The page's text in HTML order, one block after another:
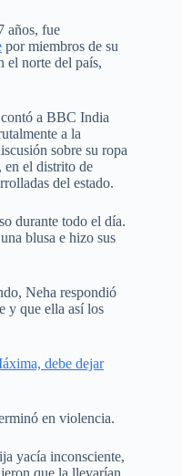
años, fue
por miembros de su
el norte del país,
a BBC India
a la
sobre su ropa
en el distrito de
del estado.
durante todo el día.
blusa e hizo sus
Neha respondió
y que ella así los
debe dejar
en violencia.
yacía inconsciente,
que la llevarían